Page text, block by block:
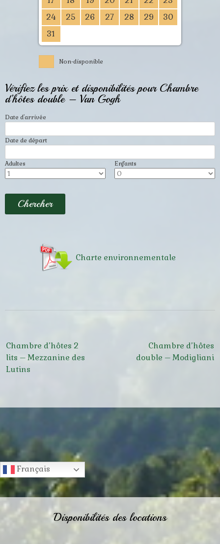
24
25 26 27 28 29
30
31
Non-disponible
Vérifiez les prix et disponibilités pour Chambre
d’hôtes double – Van Gogh
Date d'arrivée
Date de départ
Adultes Enfants
Charte environnementale
de
l’article
Chambre d’hôtes
double – Modigliani
Chambre d’hôtes 2
lits – Mezzanine des
Lutins
Français
Disponibilités des locations